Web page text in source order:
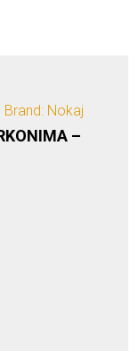
Brand: Nokaj
–